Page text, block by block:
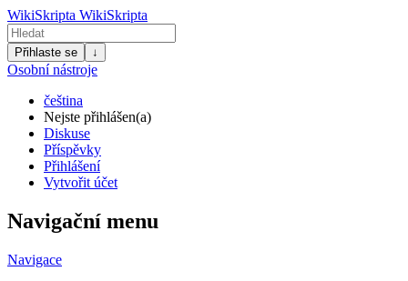
WikiSkripta WikiSkripta
Přihlaste se ↓
Osobní nástroje
čeština
Nejste přihlášen(a)
Diskuse
Příspěvky
Přihlášení
Vytvořit účet
Navigační menu
Navigace